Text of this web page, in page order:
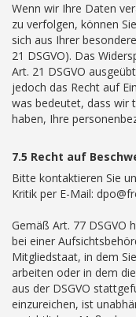
Wenn wir Ihre Daten
zu verfolgen, können
sich aus Ihrer
21 DSGVO). Das
Art. 21 DSGVO
jedoch das Recht auf
was bedeutet, dass wir
haben, Ihre
7.5 Recht auf
Bitte kontaktieren Sie
Kritik per E-Mail:
Gemäß Art. 77 DSGVO
bei einer
Mitgliedstaat, in dem
arbeiten oder in dem
aus der DSGVO
einzureichen, ist